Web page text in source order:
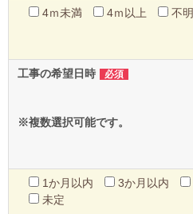
4ｍ未満 4ｍ以上 不明
工事の希望日時 必須
※複数選択可能です。
1か月以内 3か月以内
未定